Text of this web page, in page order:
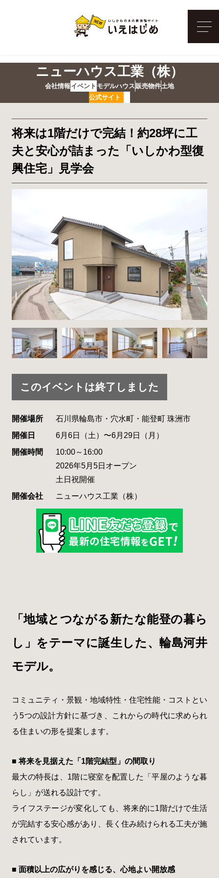
メ
ニューハウス工業（株）
会社情報 イベント モデルハウス販売物件土地
公式サイト
将来は1階だけで完結！約28坪に工
夫と安心が詰まった「いしかわ型復
興住宅」見学会
このイベントは終了しました
開催場所
石川県輪島市・穴水町・能登町 珠洲市
開催日
6月6日（土）〜6月29日（月）
開催時間
10:00～16:00
2026年5月5日オープン
土日祝開催
開催会社
ニューハウス工業（株）
「地域とつながる新たな能登の暮ら
し」をテーマに誕生した、輪島河井
モデル。
コミュニティ・景観・地域特性・住宅性能・コストとい
う5つの設計方針に基づき、これからの時代に求められ
る住まいの形を提案します。
■ 将来を見据えた「1階完結型」の間取り
最大の特長は、1階に寝室を配置した「平屋のような暮
らし」が送れる設計です。
ライフステージが変化しても、将来的に1階だけで生活
が完結する安心感があり、長く住み続けられる工夫が施
されています。
■ 面積以上の広がりを感じる、心地よい開放感